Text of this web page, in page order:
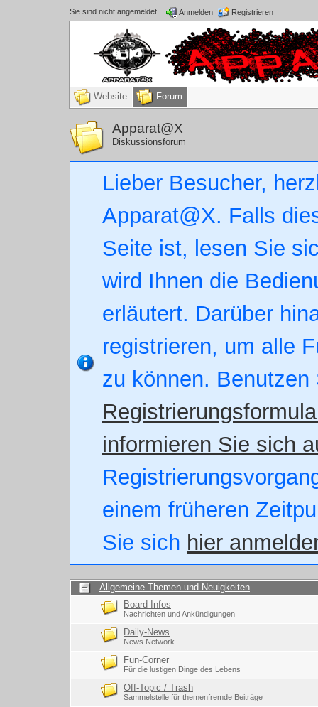
Sie sind nicht angemeldet. Anmelden Registrieren
Website Forum
Apparat@X
Diskussionsforum
Lieber Besucher,
Apparat@X. Falls
Seite ist, lesen Sie
wird Ihnen die
erläutert. Darüber
registrieren, um alle
zu können. Benutzen
informieren Sie sich
einem früheren
Sie sich hier
Allgemeine Themen und Neuigkeiten
Board-Infos
Nachrichten und Ankündigungen
Daily-News
News Network
Fun-Corner
Für die lustigen Dinge des Lebens
Off-Topic / Trash
Sammelstelle für themenfremde Beiträge